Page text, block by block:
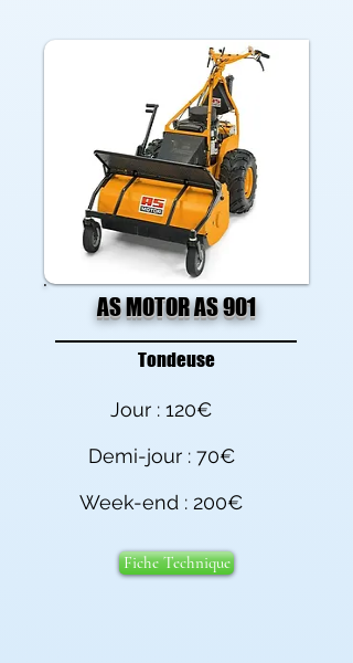
AS MOTOR AS 901
Tondeuse
Jour : 120€
Demi-jour : 70€
Week-end : 200€
Fiche Technique